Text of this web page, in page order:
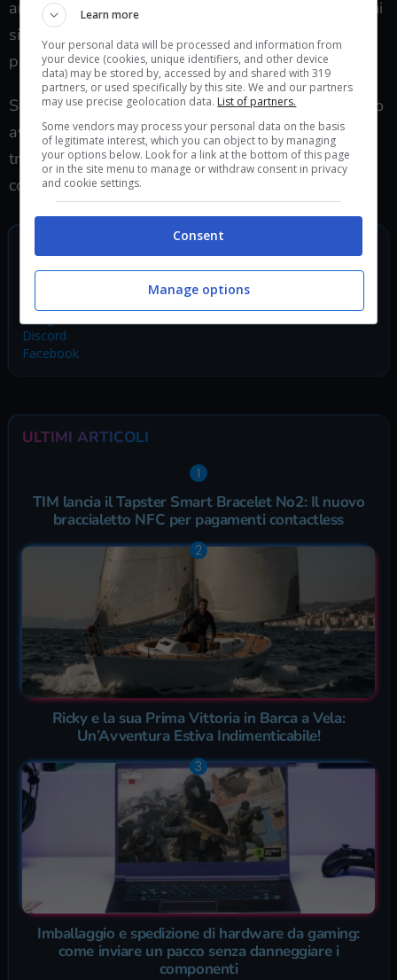
analizzare come la presenza del cibo nei videogiochi
si sia evoluta da
Burger Time
a titoli decisamente
più recenti.
Se non vi sentite adatti ad un titolo del genere dopo
aver visto il trailer non preoccupatevi, avete solo
trovato il regalo da fare alla cuginetta per il
compleanno.
Discord
Facebook
ULTIMI ARTICOLI
TIM lancia il Tapster Smart Bracelet No2: Il nuovo
braccialetto NFC per pagamenti contactless
Ricky e la sua Prima Vittoria in Barca a Vela:
Un’Avventura Estiva Indimenticabile!
Imballaggio e spedizione di hardware da gaming:
come inviare un pacco senza danneggiare i
componenti
Learn more
Your personal data will be processed and information from
your device (cookies, unique identifiers, and other device
data) may be stored by, accessed by and shared with 319
partners, or used specifically by this site. We and our partners
may use precise geolocation data. List of partners.
Some vendors may process your personal data on the basis
of legitimate interest, which you can object to by managing
your options below. Look for a link at the bottom of this page
or in the site menu to manage or withdraw consent in privacy
and cookie settings.
Consent
Manage options